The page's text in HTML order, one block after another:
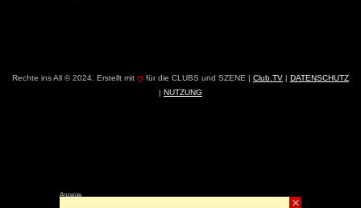
Rechte ins All © 2024. Erstellt mit ღ für die CLUBS und SZENE | Club.TV | DATENSCHUTZ
| NUTZUNG
Anzeige
×